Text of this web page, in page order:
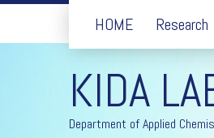
HOME Research
KIDA
Department of Applied